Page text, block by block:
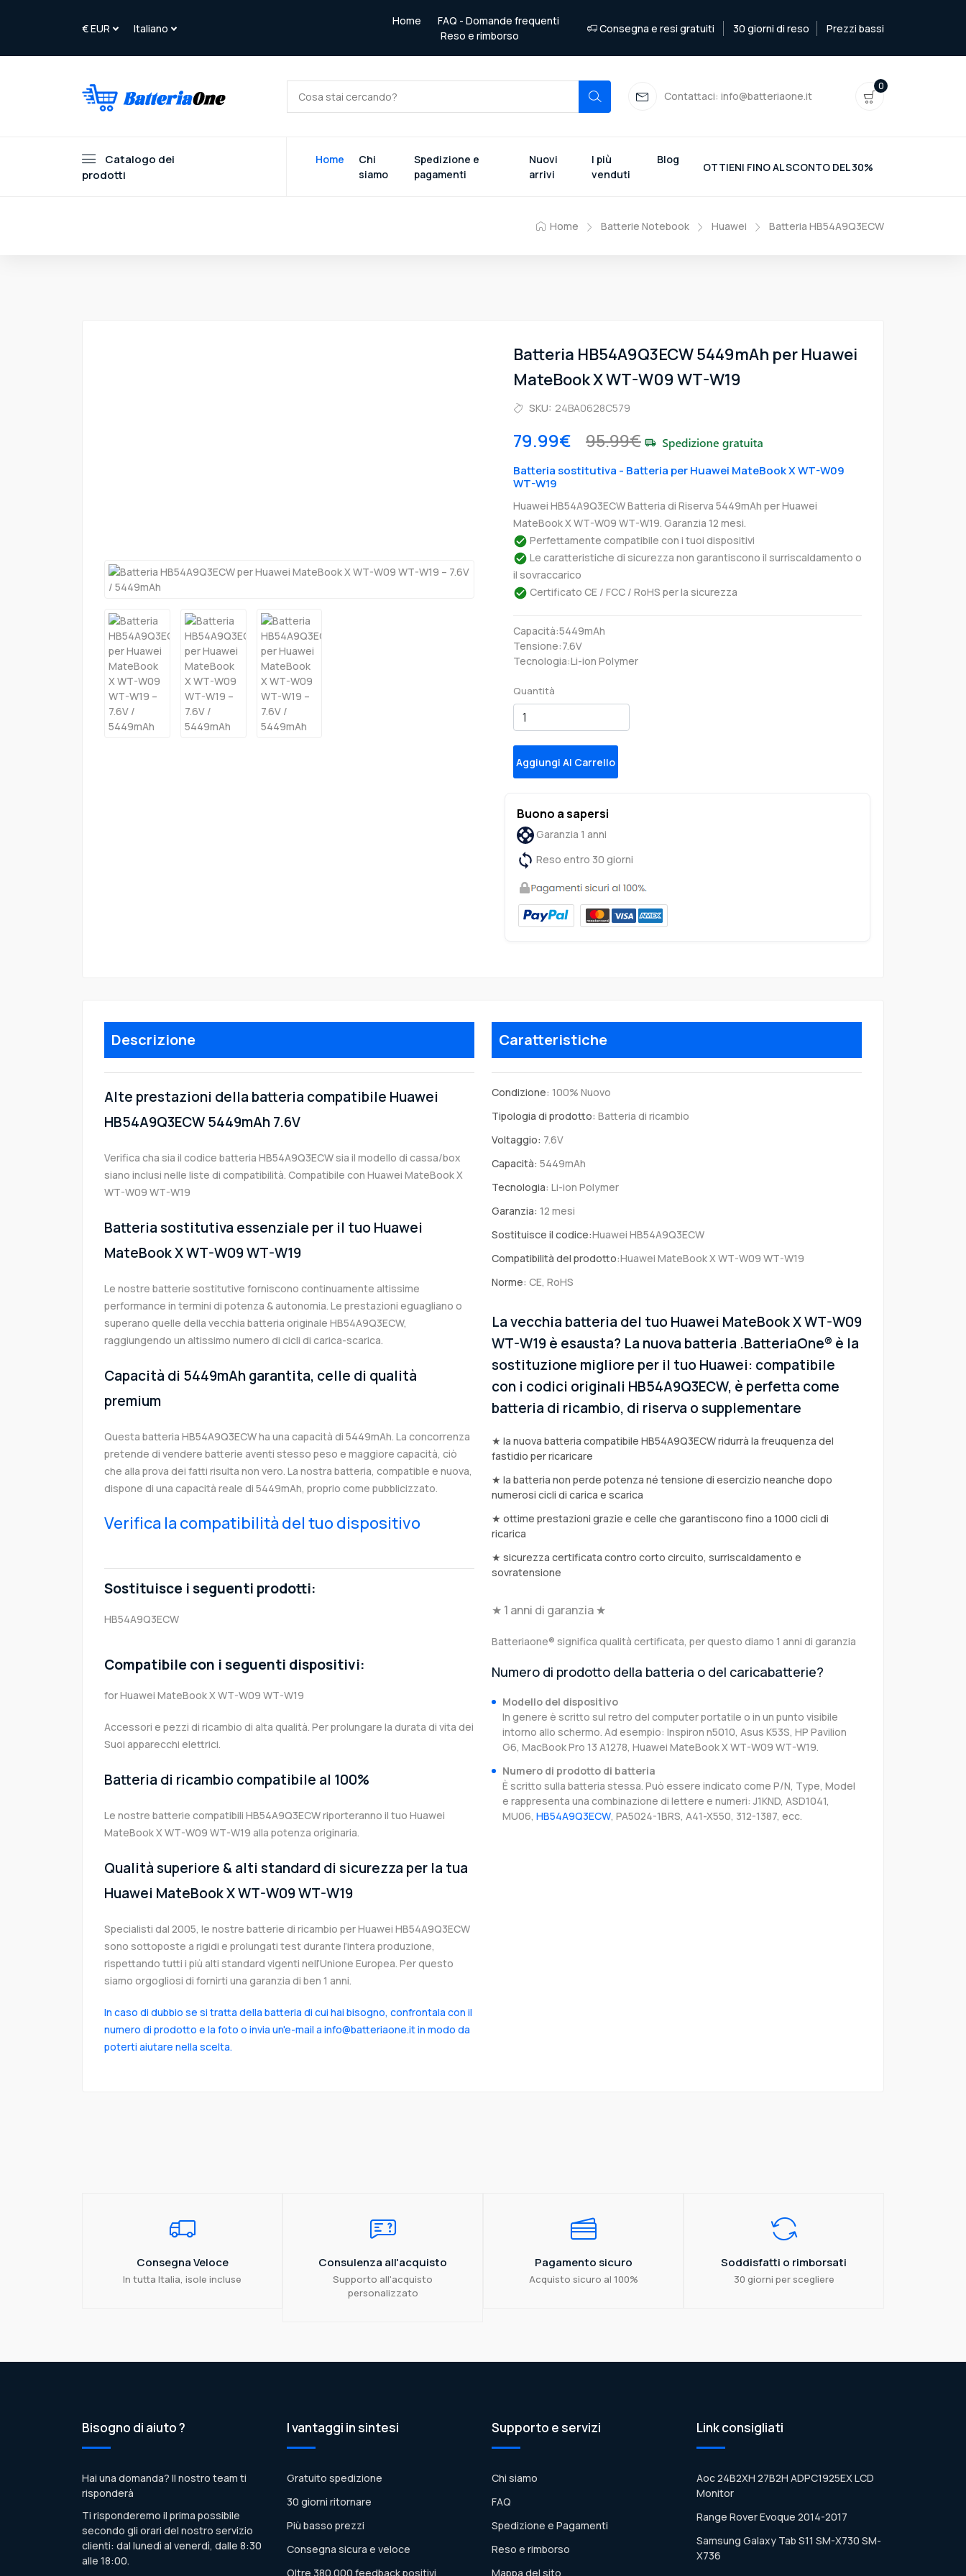
Home
FAQ - Domande frequenti
Reso e rimborso
Consegna e resi gratuiti 30 giorni di reso Prezzi bassi
Contattaci: info@batteriaone.it
0
Catalogo dei
prodotti
Home
Chi
siamo
Spedizione e
pagamenti
Nuovi
arrivi
I più
venduti
Blog
OTTIENI FINO AL SCONTO DEL 30%
Home Batterie Notebook Huawei Batteria HB54A9Q3ECW
Batteria HB54A9Q3ECW 5449mAh per Huawei
MateBook X WT-W09 WT-W19
SKU: 24BA0628C579
79.99€ 95.99€
Batteria sostitutiva - Batteria per Huawei MateBook X WT-W09
WT-W19
Huawei HB54A9Q3ECW Batteria di Riserva 5449mAh per Huawei
MateBook X WT-W09 WT-W19. Garanzia 12 mesi.
Perfettamente compatibile con i tuoi dispositivi
Le caratteristiche di sicurezza non garantiscono il surriscaldamento o
il sovraccarico
Certificato CE / FCC / RoHS per la sicurezza
Capacità:5449mAh
Tensione:7.6V
Tecnologia:Li-ion Polymer
Quantità
Aggiungi Al Carrello
Buono a sapersi
Garanzia 1 anni
Reso entro 30 giorni
Descrizione
Alte prestazioni della batteria compatibile Huawei
HB54A9Q3ECW 5449mAh 7.6V
Verifica cha sia il codice batteria HB54A9Q3ECW sia il modello di cassa/box
siano inclusi nelle liste di compatibilità. Compatibile con Huawei MateBook X
WT-W09 WT-W19
Batteria sostitutiva essenziale per il tuo Huawei
MateBook X WT-W09 WT-W19
Le nostre batterie sostitutive forniscono continuamente altissime
performance in termini di potenza & autonomia. Le prestazioni eguagliano o
superano quelle della vecchia batteria originale HB54A9Q3ECW,
raggiungendo un altissimo numero di cicli di carica-scarica.
Capacità di 5449mAh garantita, celle di qualità
premium
Questa batteria HB54A9Q3ECW ha una capacità di 5449mAh. La concorrenza
pretende di vendere batterie aventi stesso peso e maggiore capacità, ciò
che alla prova dei fatti risulta non vero. La nostra batteria, compatible e nuova,
dispone di una capacità reale di 5449mAh, proprio come pubblicizzato.
Verifica la compatibilità del tuo dispositivo
Sostituisce i seguenti prodotti:
HB54A9Q3ECW
Compatibile con i seguenti dispositivi:
for Huawei MateBook X WT-W09 WT-W19
Accessori e pezzi di ricambio di alta qualità. Per prolungare la durata di vita dei
Suoi apparecchi elettrici.
Batteria di ricambio compatibile al 100%
Le nostre batterie compatibili HB54A9Q3ECW riporteranno il tuo Huawei
MateBook X WT-W09 WT-W19 alla potenza originaria.
Qualità superiore & alti standard di sicurezza per la tua
Huawei MateBook X WT-W09 WT-W19
Specialisti dal 2005, le nostre batterie di ricambio per Huawei HB54A9Q3ECW
sono sottoposte a rigidi e prolungati test durante l’intera produzione,
rispettando tutti i più alti standard vigenti nell’Unione Europea. Per questo
siamo orgogliosi di fornirti una garanzia di ben 1 anni.
In caso di dubbio se si tratta della batteria di cui hai bisogno, confrontala con il
numero di prodotto e la foto o invia un'e-mail a info@batteriaone.it in modo da
poterti aiutare nella scelta.
Caratteristiche
Condizione: 100% Nuovo
Tipologia di prodotto: Batteria di ricambio
Voltaggio: 7.6V
Capacità: 5449mAh
Tecnologia: Li-ion Polymer
Garanzia: 12 mesi
Sostituisce il codice:Huawei HB54A9Q3ECW
Compatibilità del prodotto:Huawei MateBook X WT-W09 WT-W19
Norme: CE, RoHS
La vecchia batteria del tuo Huawei MateBook X WT-W09
WT-W19 è esausta? La nuova batteria .BatteriaOne® è la
sostituzione migliore per il tuo Huawei: compatibile
con i codici originali HB54A9Q3ECW, è perfetta come
batteria di ricambio, di riserva o supplementare
★ la nuova batteria compatibile HB54A9Q3ECW ridurrà la freuquenza del
fastidio per ricaricare
★ la batteria non perde potenza né tensione di esercizio neanche dopo
numerosi cicli di carica e scarica
★ ottime prestazioni grazie e celle che garantiscono fino a 1000 cicli di
ricarica
★ sicurezza certificata contro corto circuito, surriscaldamento e
sovratensione
★ 1 anni di garanzia ★
Batteriaone® significa qualità certificata, per questo diamo 1 anni di garanzia
Numero di prodotto della batteria o del caricabatterie?
Modello del dispositivo
In genere è scritto sul retro del computer portatile o in un punto visibile
intorno allo schermo. Ad esempio: Inspiron n5010, Asus K53S, HP Pavilion
G6, MacBook Pro 13 A1278, Huawei MateBook X WT-W09 WT-W19.
Numero di prodotto di batteria
È scritto sulla batteria stessa. Può essere indicato come P/N, Type, Model
e rappresenta una combinazione di lettere e numeri: J1KND, ASD1041,
MU06, HB54A9Q3ECW, PA5024-1BRS, A41-X550, 312-1387, ecc.
Consegna Veloce
In tutta Italia, isole incluse
Consulenza all'acquisto
Supporto all'acquisto
personalizzato
Pagamento sicuro
Acquisto sicuro al 100%
Soddisfatti o rimborsati
30 giorni per scegliere
Bisogno di aiuto ?
Hai una domanda? Il nostro team ti
risponderà
Ti risponderemo il prima possibile
secondo gli orari del nostro servizio
clienti: dal lunedì al venerdì, dalle 8:30
alle 18:00.
I vantaggi in sintesi
Gratuito spedizione
30 giorni ritornare
Più basso prezzi
Consegna sicura e veloce
Oltre 380.000 feedback positivi
Supporto e servizi
Chi siamo
FAQ
Spedizione e Pagamenti
Reso e rimborso
Mappa del sito
Link consigliati
Aoc 24B2XH 27B2H ADPC1925EX LCD
Monitor
Range Rover Evoque 2014-2017
Samsung Galaxy Tab S11 SM-X730 SM-
X736